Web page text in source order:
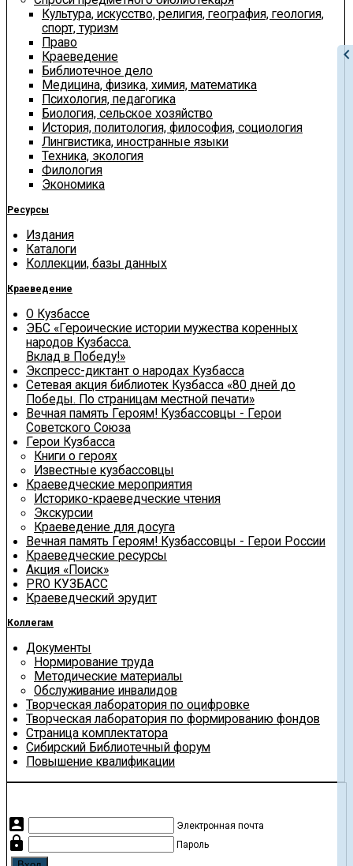
Культура, искусство, религия, география, геология,
спорт, туризм
Право
Краеведение
Библиотечное дело
Медицина, физика, химия, математика
Психология, педагогика
Биология, сельское хозяйство
История, политология, философия, социология
Лингвистика, иностранные языки
Техника, экология
Филология
Экономика
Ресурсы
Издания
Каталоги
Коллекции, базы данных
Краеведение
О Кузбассе
ЭБС «Героические истории мужества коренных
народов Кузбасса.
Вклад в Победу!»
Экспресс-диктант о народах Кузбасса
Сетевая акция библиотек Кузбасса «80 дней до
Победы. По страницам местной печати»
Вечная память Героям! Кузбассовцы - Герои
Советского Союза
Герои Кузбасса
Книги о героях
Известные кузбассовцы
Краеведческие мероприятия
Историко-краеведческие чтения
Экскурсии
Краеведение для досуга
Вечная память Героям! Кузбассовцы - Герои России
Краеведческие ресурсы
Акция «Поиск»
PRO КУЗБАСС
Краеведческий эрудит
Коллегам
Документы
Нормирование труда
Методические материалы
Обслуживание инвалидов
Творческая лаборатория по оцифровке
Творческая лаборатория по формированию фондов
Страница комплектатора
Сибирский Библиотечный форум
Повышение квалификации
account_box Электронная почта
lock Пароль